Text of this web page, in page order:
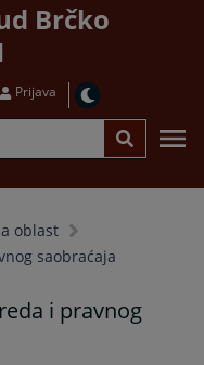
Brčko
Prijava
oblast
saobraćaja
i pravnog